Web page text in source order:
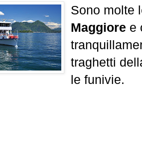
Sono molte
Maggiore e
traghetti
le funivie.